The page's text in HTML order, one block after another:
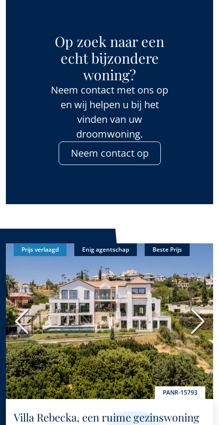
Op zoek naar een
echt bijzondere
woning?
Neem contact met ons op
en wij helpen u bij het
vinden van uw
droomwoning.
Neem contact op
Vorige
Prijs verlaagd Enig agentschap Beste Prijs
PANR-15793
Villa Rebecka, een ruime gezinswoning